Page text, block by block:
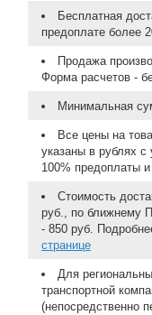
Бесплатная
предоплате более
Продажа
Форма расчетов -
Минимальная
Все цены на
указаны в рублях
100% предоплаты
Стоимость
руб., по ближнему
- 850 руб.
странице
Для
транспортной
(непосредственно